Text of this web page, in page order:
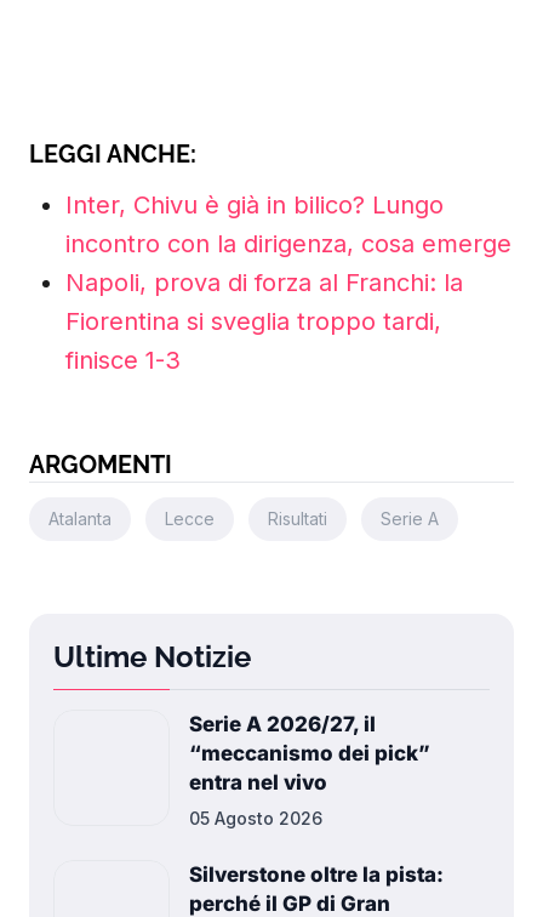
LEGGI ANCHE:
Inter, Chivu è già in bilico? Lungo
incontro con la dirigenza, cosa emerge
Napoli, prova di forza al Franchi: la
Fiorentina si sveglia troppo tardi,
finisce 1-3
ARGOMENTI
Atalanta Lecce Risultati Serie A
Ultime Notizie
Serie A 2026/27, il
“meccanismo dei pick”
entra nel vivo
05 Agosto 2026
Silverstone oltre la pista:
perché il GP di Gran